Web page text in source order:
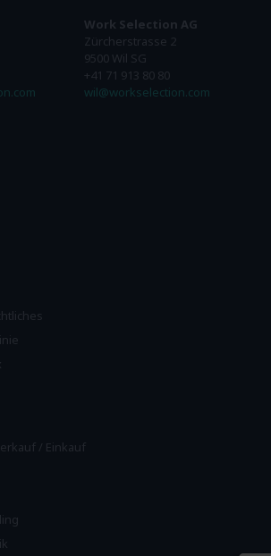
Work Selection AG
Zürcherstrasse 2
9500 Wil SG
+41 71 913 80 80
wil@workselection.com
/ Einkauf